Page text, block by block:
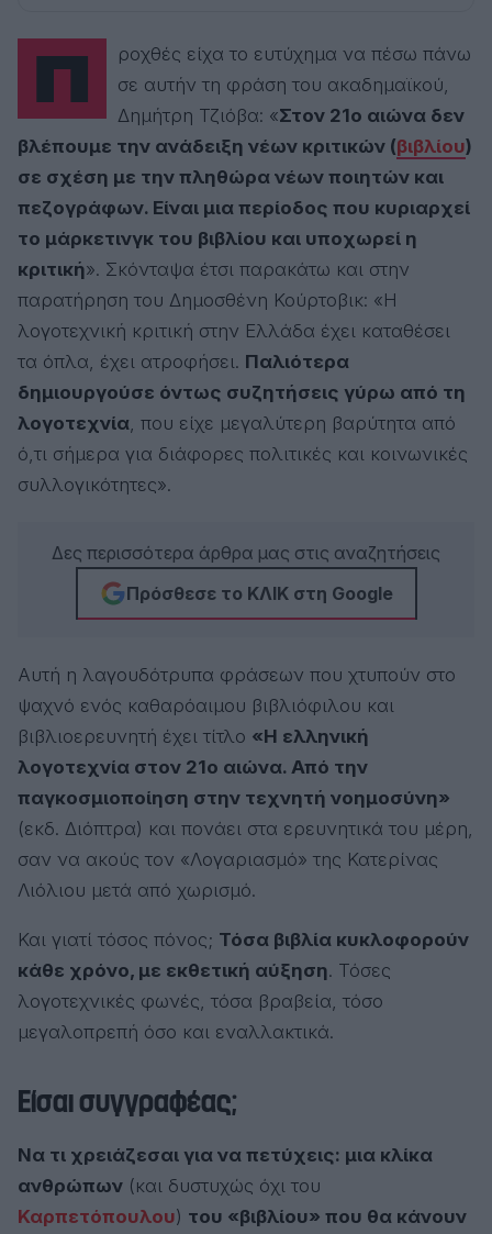
Προχθές είχα το ευτύχημα να πέσω πάνω
σε αυτήν τη φράση του ακαδημαϊκού,
Δημήτρη Τζιόβα: «Στον 21ο αιώνα δεν
βλέπουμε την ανάδειξη νέων κριτικών (βιβλίου)
σε σχέση με την πληθώρα νέων ποιητών και
πεζογράφων. Είναι μια περίοδος που κυριαρχεί
το μάρκετινγκ του βιβλίου και υποχωρεί η
κριτική». Σκόνταψα έτσι παρακάτω και στην
παρατήρηση του Δημοσθένη Κούρτοβικ: «Η
λογοτεχνική κριτική στην Ελλάδα έχει καταθέσει
τα όπλα, έχει ατροφήσει. Παλιότερα
δημιουργούσε όντως συζητήσεις γύρω από τη
λογοτεχνία, που είχε μεγαλύτερη βαρύτητα από
ό,τι σήμερα για διάφορες πολιτικές και κοινωνικές
συλλογικότητες».
Δες περισσότερα άρθρα μας στις αναζητήσεις
Πρόσθεσε το ΚΛΙΚ στη Google
Αυτή η λαγουδότρυπα φράσεων που χτυπούν στο
ψαχνό ενός καθαρόαιμου βιβλιόφιλου και
βιβλιοερευνητή έχει τίτλο «Η ελληνική
λογοτεχνία στον 21ο αιώνα. Από την
παγκοσμιοποίηση στην τεχνητή νοημοσύνη»
(εκδ. Διόπτρα) και πονάει στα ερευνητικά του μέρη,
σαν να ακούς τον «Λογαριασμό» της Κατερίνας
Λιόλιου μετά από χωρισμό.
Και γιατί τόσος πόνος; Τόσα βιβλία κυκλοφορούν
κάθε χρόνο, με εκθετική αύξηση. Τόσες
λογοτεχνικές φωνές, τόσα βραβεία, τόσο
μεγαλοπρεπή όσο και εναλλακτικά.
Είσαι συγγραφέας;
Να τι χρειάζεσαι για να πετύχεις: μια κλίκα
ανθρώπων (και δυστυχώς όχι του
Καρπετόπουλου) του «βιβλίου» που θα κάνουν